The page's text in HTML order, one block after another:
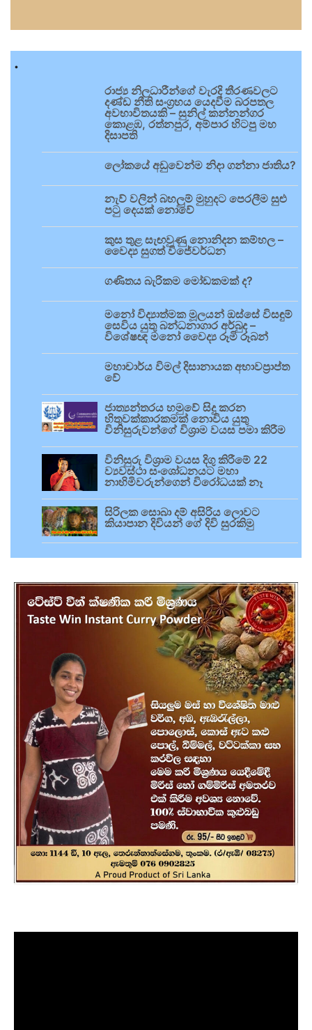
.
රාජ්‍ය නිලධාරීන්ගේ වැරදි තීරණවලට
දණ්ඩ නීති සංග්‍රහය යෙදවීම බරපතල
අවභාවිතයකි – සුනිල් කන්නන්ගර
කොළඹ, රත්නපුර, අම්පාර හිටපු මහ
දිසාපති
ලෝකයේ අඩුවෙන්ම නිදා ගන්නා ජාතිය?
නැව් වලින් බහලුම් මුහුදට පෙරලීම සුළු
පටු දෙයක් නොවේ
කුස තුළ සැඟවුණු නොනිදන කම්හල –
වෛද්‍ය සුගත් විජේවර්ධන
ගණිතය බැරිකම මෝඩකමක් ද?
මනෝ විද්‍යාත්මක මූලයන් ඔස්සේ විසඳුම්
සෙවිය යුතු බන්ධනාගාර අර්බුද –
විශේෂඥ මනෝ වෛද්‍ය රූමි රූබන්
මහාචාර්ය විමල් දිසානායක අභාවප්‍රාප්ත
වේ
ජාත්‍යන්තරය හමුවේ සිදු කරන
හිතුවක්කාරකමක් නොවිය යුතු
විනිසුරුවන්ගේ විශ්‍රාම වයස පමා කිරීම
විනිසුරු විශ්‍රාම වයස දිගු කිරීමේ 22
ව්‍යවස්ථා සංශෝධනයට මහා
නාහිමිවරුන්ගෙන් විරෝධයක් නෑ
සිරිලක සොබා දම් අසිරිය ලොවට
කියාපාන දිවියන් ගේ දිවි සුරකිමු